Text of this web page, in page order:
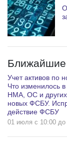
Учет активов по
Что изменилось в
НМА, ОС и других
новых ФСБУ.
действие ФСБУ
01 июля c 10:00 до